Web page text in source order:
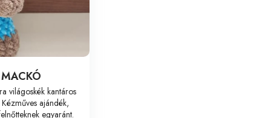
világoskék kantáros
ajándék,
egyaránt.